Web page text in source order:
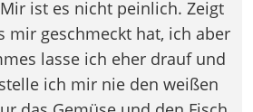
ist es nicht peinlich. Zeigt
mir geschmeckt hat, ich aber
lasse ich eher drauf und
ich mir nie den weißen